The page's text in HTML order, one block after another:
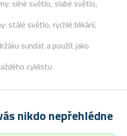
silné světlo, slabé světlo,
stálé světlo, rychlé blikání,
sundat a použít jako
cyklistu
nikdo nepřehlédne